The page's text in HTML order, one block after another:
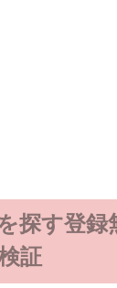
探す登録
証